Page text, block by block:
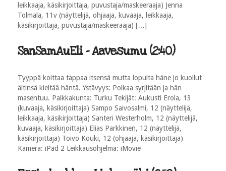
leikkaaja, käsikirjoittaja, puvustaja/maskeeraaja) Jenna
Tolmala, 11v (näyttelijä, ohjaaja, kuvaaja, leikkaaja,
käsikirjoittaja, puvustaja/maskeeraaja) […]
SanSamAuEli - Aavesumu (2:40)
Tyyppä koittaa tappaa itsensä mutta lopulta häne jo kuollut
äitinsä kieltää häntä. Ystävyys: Poikaa syrjitään ja hän
masentuu. Paikkakunta: Turku Tekijät: Aukusti Erola, 13
(kuvaaja, käsikirjoittaja) Sampo Saivosalmi, 12 (näyttelijä,
leikkaaja, käsikirjoittaja) Santeri Westerholm, 12 (näyttelijä,
kuvaaja, käsikirjoittaja) Elias Parkkinen, 12 (näyttelijä,
käsikirjoittaja) Toivo Kouki, 12 (ohjaaja, käsikirjoittaja)
Kamera: iPad 2 Leikkausohjelma: iMovie